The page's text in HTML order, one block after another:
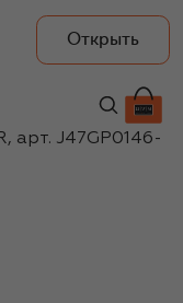
Открыть
118 500 ₽